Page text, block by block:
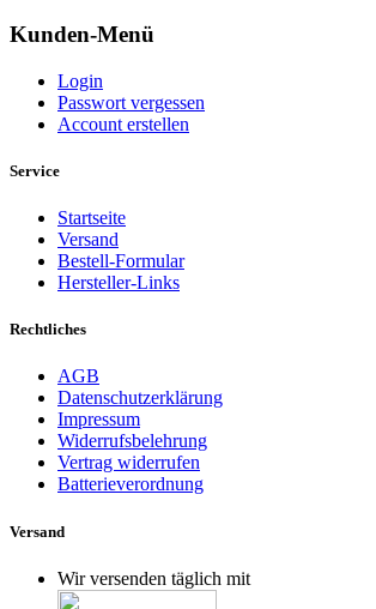
Kunden-Menü
Login
Passwort vergessen
Account erstellen
Service
Startseite
Versand
Bestell-Formular
Hersteller-Links
Rechtliches
AGB
Datenschutzerklärung
Impressum
Widerrufsbelehrung
Vertrag widerrufen
Batterieverordnung
Versand
Wir versenden täglich mit